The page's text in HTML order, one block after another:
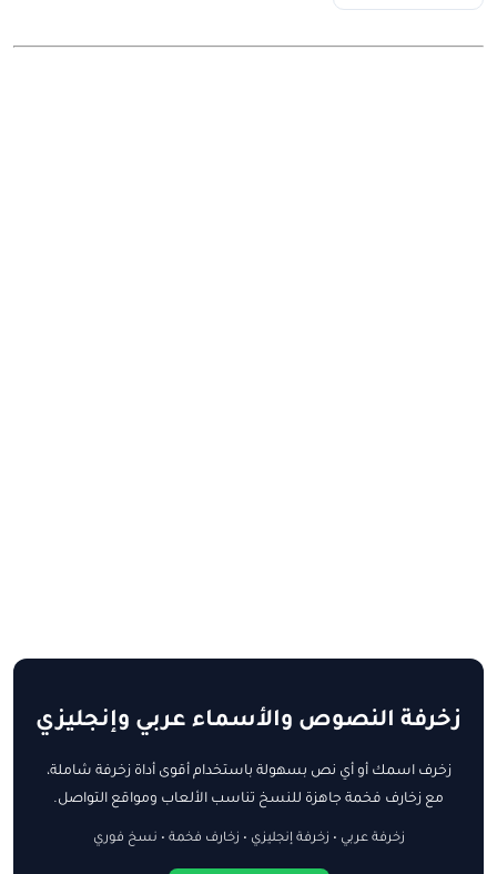
زخرفة النصوص والأسماء عربي وإنجليزي
زخرف اسمك أو أي نص بسهولة باستخدام أقوى أداة زخرفة شاملة،
مع زخارف فخمة جاهزة للنسخ تناسب الألعاب ومواقع التواصل.
زخرفة عربي • زخرفة إنجليزي • زخارف فخمة • نسخ فوري